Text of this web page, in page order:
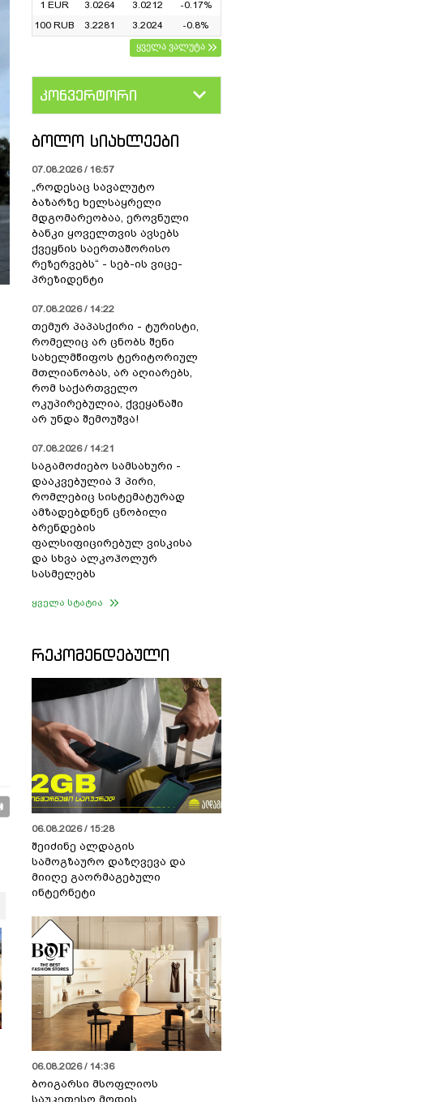
1 EUR
3.0264 3.0212
-0.17%
100 RUB
3.2281 3.2024
-0.8%
ყველა ვალუტა
კონვერტორი
ᲑᲝᲚᲝ ᲡᲘᲐᲮᲚᲔᲔᲑᲘ
07.08.2026 / 16:57
„როდესაც სავალუტო
ბაზარზე ხელსაყრელი
მდგომარეობაა, ეროვნული
ბანკი ყოველთვის ავსებს
ქვეყნის საერთაშორისო
რეზერვებს“ - სებ-ის ვიცე-
პრეზიდენტი
07.08.2026 / 14:22
თემურ პაპასქირი - ტურისტი,
რომელიც არ ცნობს შენი
სახელმწიფოს ტერიტორიულ
მთლიანობას, არ აღიარებს,
რომ საქართველო
ოკუპირებულია, ქვეყანაში
არ უნდა შემოუშვა!
07.08.2026 / 14:21
საგამოძიებო სამსახური -
დააკვებულია 3 პირი,
რომლებიც სისტემატურად
ამზადებდნენ ცნობილი
ბრენდების
ფალსიფიცირებულ ვისკისა
და სხვა ალკოჰოლურ
სასმელებს
ყველა სტატია
ᲠᲔᲙᲝᲛᲔᲜᲓᲔᲑᲣᲚᲘ
06.08.2026 / 15:28
შეიძინე ალდაგის
სამოგზაურო დაზღვევა და
მიიღე გაორმაგებული
ინტერნეტი
06.08.2026 / 14:36
ბოიგარსი მსოფლიოს
საუკეთესო მოდის